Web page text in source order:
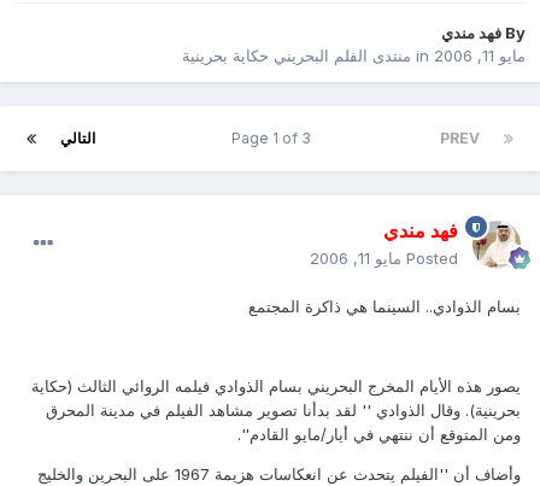
By فهد مندي
مايو 11, 2006
in منتدى الفلم البحريني حكاية بحرينية
PREV التالي Page 1 of 3
فهد مندي
Posted مايو 11, 2006
بسام الذوادي‮.. ‬السينما هي‮ ‬ذاكرة المجتمع‮ ‬
يصور هذه الأيام المخرج البحريني‮ ‬بسام الذوادي‮ ‬فيلمه الروائي‮ ‬الثالث‮ (‬حكاية
بحرينية‮). ‬وقال الذوادي‮ '' ‬لقد بدأنا تصوير مشاهد الفيلم في‮ ‬مدينة المحرق
ومن المتوقع أن ننتهي‮ ‬في‮ ‬أيار/مايو القادم‮''. ‬
وأضاف أن‮ ''‬الفيلم‮ ‬يتحدث عن انعكاسات هزيمة‮ ‬1967‮ ‬على البحرين والخليج